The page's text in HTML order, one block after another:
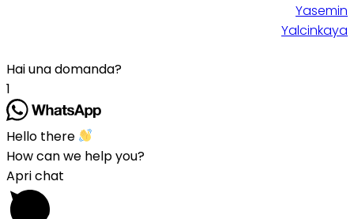
Yasemin
Yalcinkaya
Hai una domanda?
1
Hello there
How can we help you?
Apri chat